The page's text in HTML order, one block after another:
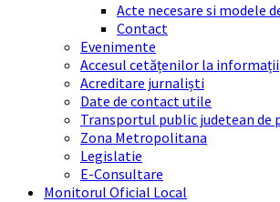
Acte necesare si modele
Contact
Evenimente
Accesul cetățenilor la informații
Acreditare jurnaliști
Date de contact utile
Transportul public judetean de
Zona Metropolitana
Legislatie
E-Consultare
Monitorul Oficial Local